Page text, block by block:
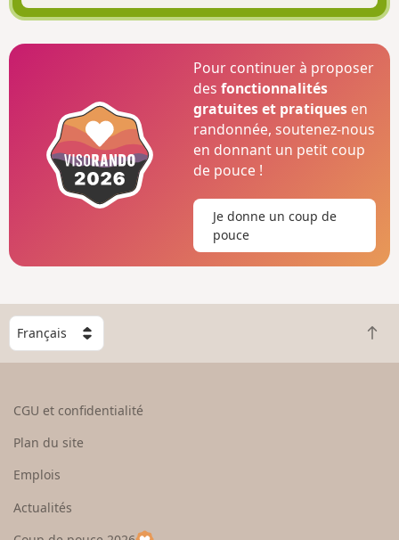
Pour continuer à proposer
desfonctionnalités
gratuites et pratiques en
randonnée, soutenez-nous
en donnant un petit coup
de pouce !
Je donne un coup de
pouce
C
h
o
e
u
R
e
CGU et confidentialité
Plan du site
Emplois
Actualités